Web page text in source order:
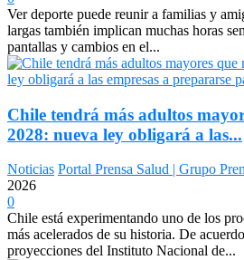
Ver deporte puede reunir a familias y
largas también implican muchas horas
pantallas y cambios en el...
Chile tendrá más adultos
2028: nueva ley obligará a las...
Noticias Portal Prensa Salud | Grupo
2026
0
Chile está experimentando uno de los
más acelerados de su historia. De
proyecciones del Instituto Nacional de...